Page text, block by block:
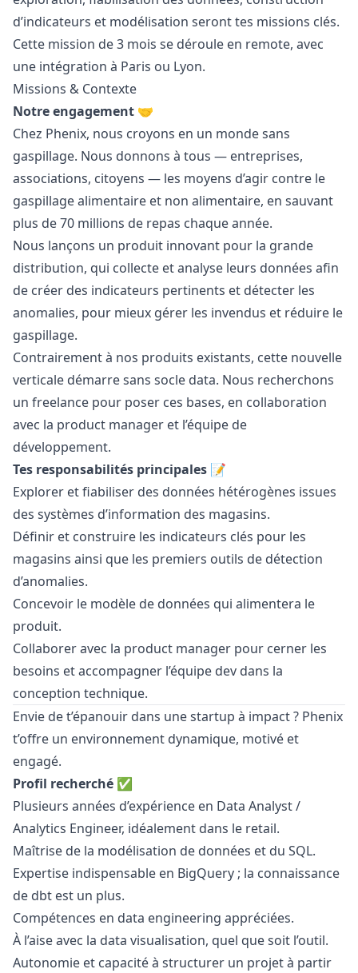
d’indicateurs et modélisation seront tes missions clés.
Cette mission de 3 mois se déroule en remote, avec
une intégration à Paris ou Lyon.
Missions & Contexte
Notre engagement 🤝
Chez Phenix, nous croyons en un monde sans
gaspillage. Nous donnons à tous — entreprises,
associations, citoyens — les moyens d’agir contre le
gaspillage alimentaire et non alimentaire, en sauvant
plus de 70 millions de repas chaque année.
Nous lançons un produit innovant pour la grande
distribution, qui collecte et analyse leurs données afin
de créer des indicateurs pertinents et détecter les
anomalies, pour mieux gérer les invendus et réduire le
gaspillage.
Contrairement à nos produits existants, cette nouvelle
verticale démarre sans socle data. Nous recherchons
un freelance pour poser ces bases, en collaboration
avec la product manager et l’équipe de
développement.
Tes responsabilités principales 📝
Explorer et fiabiliser des données hétérogènes issues
des systèmes d’information des magasins.
Définir et construire les indicateurs clés pour les
magasins ainsi que les premiers outils de détection
d’anomalies.
Concevoir le modèle de données qui alimentera le
produit.
Collaborer avec la product manager pour cerner les
besoins et accompagner l’équipe dev dans la
conception technique.
Envie de t’épanouir dans une startup à impact ? Phenix
t’offre un environnement dynamique, motivé et
engagé.
Profil recherché ✅
Plusieurs années d’expérience en Data Analyst /
Analytics Engineer, idéalement dans le retail.
Maîtrise de la modélisation de données et du SQL.
Expertise indispensable en BigQuery ; la connaissance
de dbt est un plus.
Compétences en data engineering appréciées.
À l’aise avec la data visualisation, quel que soit l’outil.
Autonomie et capacité à structurer un projet à partir